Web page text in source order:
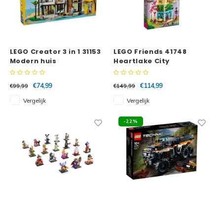
LEGO Creator 3 in 1 31153
Modern huis
€99,99
€74,99
Vergelijk
LEGO Friends 41748
Heartlake City
Buurtcentrum
€149,99
€114,99
Vergelijk
-22%